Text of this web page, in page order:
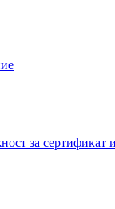
за